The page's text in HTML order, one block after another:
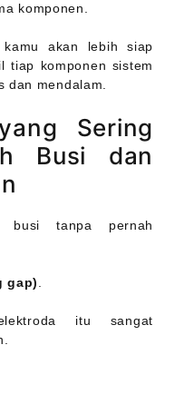
komponen.
akan lebih siap
tiap komponen sistem
dan mendalam.
Sering
Busi dan
busi tanpa pernah
gap).
itu sangat